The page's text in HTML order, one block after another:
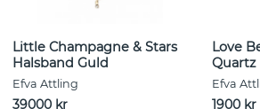
Little Champagne & Stars
Halsband Guld
Efva Attling
39000 kr
Love
Quartz
Efva
1900 kr